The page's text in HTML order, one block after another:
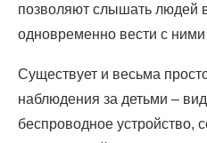
позволяют слышать людей
одновременно вести с ними
Существует и весьма
наблюдения за детьми –
беспроводное устройство,